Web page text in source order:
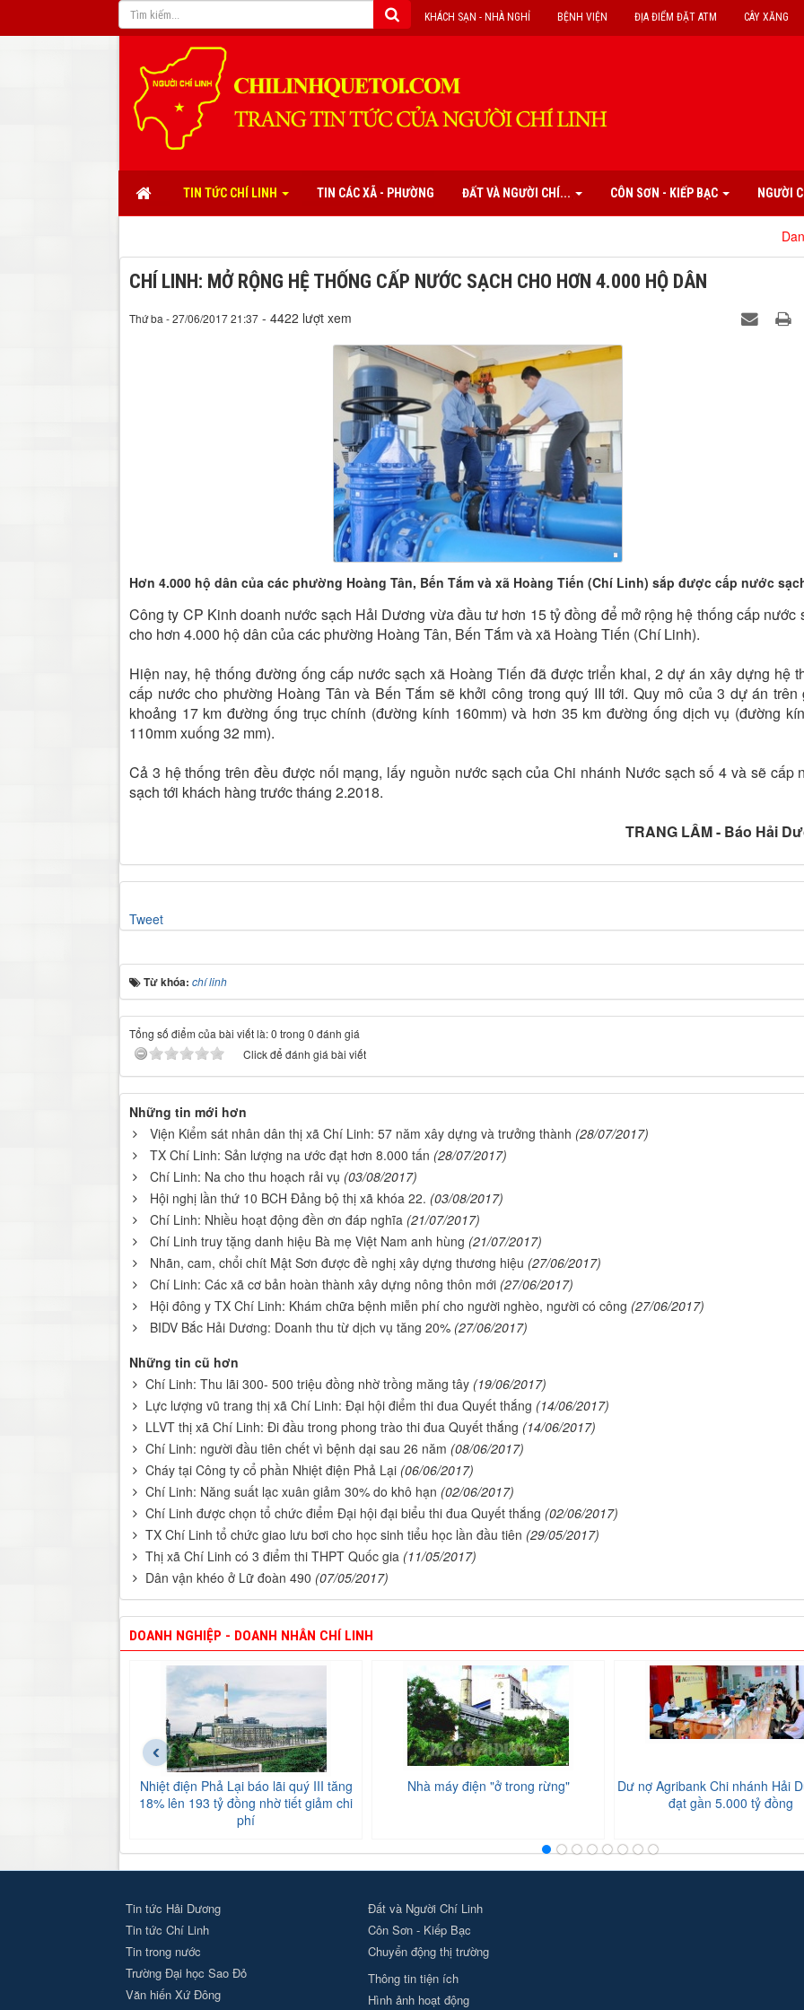
CÂY XĂNG
ĐỊA ĐIỂM ĐẶT ATM
BỆNH VIỆN
KHÁCH SẠN - NHÀ NGHỈ
TIN TỨC CHÍ LINH TIN CÁC XÃ - PHƯỜNG ĐẤT VÀ NGƯỜI CHÍ... CÔN SƠN - KIẾP BẠC NGƯỜI
Danh mục
CHÍ LINH: MỞ RỘNG HỆ THỐNG CẤP NƯỚC SẠCH CHO HƠN 4.000 HỘ DÂN
Thứ ba - 27/06/2017 21:37 - 4422 lượt xem
Hơn 4.000 hộ dân của các phường Hoàng Tân, Bến Tắm và xã Hoàng Tiến (Chí Linh) sắp được cấp nước
Công ty CP Kinh doanh nước sạch Hải Dương vừa đầu tư hơn 15 tỷ đồng để mở rộng hệ thống cấp nước
cho hơn 4.000 hộ dân của các phường Hoàng Tân, Bến Tắm và xã Hoàng Tiến (Chí Linh).
Hiện nay, hệ thống đường ống cấp nước sạch xã Hoàng Tiến đã được triển khai, 2 dự án xây dựng hệ
cấp nước cho phường Hoàng Tân và Bến Tắm sẽ khởi công trong quý III tới. Quy mô của 3 dự án trên
khoảng 17 km đường ống trục chính (đường kính 160mm) và hơn 35 km đường ống dịch vụ (đường
110mm xuống 32 mm).
Cả 3 hệ thống trên đều được nối mạng, lấy nguồn nước sạch của Chi nhánh Nước sạch số 4 và sẽ cấp
sạch tới khách hàng trước tháng 2.2018.
TRANG LÂM - Báo Hải
Tweet
Từ khóa: chí linh
Tổng số điểm của bài viết là: 0 trong 0 đánh giá
Click để đánh giá bài viết
Những tin mới hơn
Viện Kiểm sát nhân dân thị xã Chí Linh: 57 năm xây dựng và trưởng thành (28/07/2017)
TX Chí Linh: Sản lượng na ước đạt hơn 8.000 tấn (28/07/2017)
Chí Linh: Na cho thu hoạch rải vụ (03/08/2017)
Hội nghị lần thứ 10 BCH Đảng bộ thị xã khóa 22. (03/08/2017)
Chí Linh: Nhiều hoạt động đền ơn đáp nghĩa (21/07/2017)
Chí Linh truy tặng danh hiệu Bà mẹ Việt Nam anh hùng (21/07/2017)
Nhãn, cam, chổi chít Mật Sơn được đề nghị xây dựng thương hiệu (27/06/2017)
Chí Linh: Các xã cơ bản hoàn thành xây dựng nông thôn mới (27/06/2017)
Hội đông y TX Chí Linh: Khám chữa bệnh miễn phí cho người nghèo, người có công (27/06/2017)
BIDV Bắc Hải Dương: Doanh thu từ dịch vụ tăng 20% (27/06/2017)
Những tin cũ hơn
Chí Linh: Thu lãi 300- 500 triệu đồng nhờ trồng măng tây (19/06/2017)
Lực lượng vũ trang thị xã Chí Linh: Đại hội điểm thi đua Quyết thắng (14/06/2017)
LLVT thị xã Chí Linh: Đi đầu trong phong trào thi đua Quyết thắng (14/06/2017)
Chí Linh: người đầu tiên chết vì bệnh dại sau 26 năm (08/06/2017)
Cháy tại Công ty cổ phần Nhiệt điện Phả Lại (06/06/2017)
Chí Linh: Năng suất lạc xuân giảm 30% do khô hạn (02/06/2017)
Chí Linh được chọn tổ chức điểm Đại hội đại biểu thi đua Quyết thắng (02/06/2017)
TX Chí Linh tổ chức giao lưu bơi cho học sinh tiểu học lần đầu tiên (29/05/2017)
Thị xã Chí Linh có 3 điểm thi THPT Quốc gia (11/05/2017)
Dân vận khéo ở Lữ đoàn 490 (07/05/2017)
DOANH NGHIỆP - DOANH NHÂN CHÍ LINH
Nhiệt điện Phả Lại báo lãi quý III tăng
18% lên 193 tỷ đồng nhờ tiết giảm chi
phí
Nhà máy điện "ở trong rừng"
Dư nợ Agribank Chi nhánh Hải
đạt gần 5.000 tỷ đồng
‹
Tin tức Hải Dương
Tin tức Chí Linh
Tin trong nước
Trường Đại học Sao Đỏ
Văn hiến Xứ Đông
Đất và Người Chí Linh
Côn Sơn - Kiếp Bạc
Chuyển động thị trường
Thông tin tiện ích
Hình ảnh hoạt động